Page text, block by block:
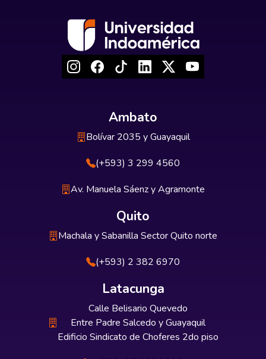
Ambato
Bolívar 2035 y Guayaquil
(+593) 3 299 4560
Av. Manuela Sáenz y Agramonte
Quito
Machala y Sabanilla Sector Quito norte
(+593) 2 382 6970
Latacunga
Calle Belisario Quevedo
Entre Padre Salcedo y Guayaquil
Edificio Sindicato de Choferes 2do piso